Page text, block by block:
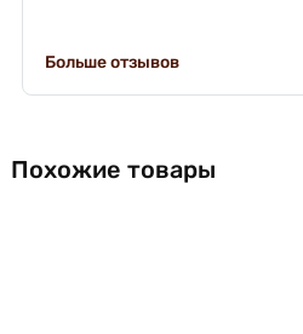
Больше отзывов
Похожие товары